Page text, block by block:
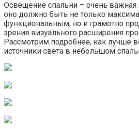
Освещение спальни – очень важная
оно должно быть не только
функциональным, но и грамотно
зрения визуального расширения
Рассмотрим подробнее, как лучше
источники света в небольшом